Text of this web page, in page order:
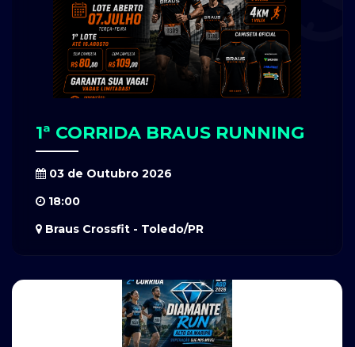
1ª CORRIDA BRAUS RUNNING
03 de Outubro 2026
18:00
Braus Crossfit - Toledo/PR